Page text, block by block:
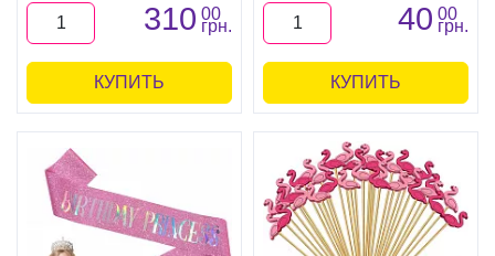
310 00
грн.
КУПИТЬ
40 00
грн.
КУПИТЬ